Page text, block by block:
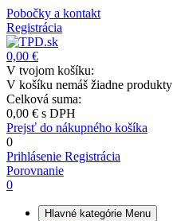
Pobočky a kontakt
Registrácia
0,00 €
V tvojom košíku:
V košíku nemáš žiadne produkty
Celková suma:
0,00 € s DPH
Prejsť do nákupného košíka
0
Prihlásenie Registrácia
Porovnanie
0
Hlavné kategórie Menu